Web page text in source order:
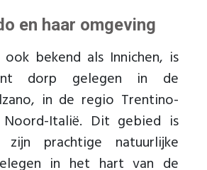
en haar omgeving
ook bekend als Innichen, is
dorp gelegen in de
in de regio Trentino-
Italië. Dit gebied is
prachtige natuurlijke
in het hart van de